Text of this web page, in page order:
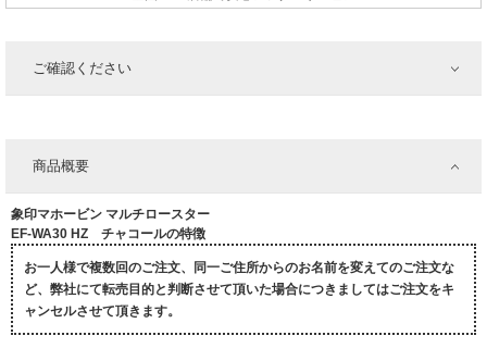
ご確認ください
商品概要
象印マホービン マルチロースター
EF-WA30 HZ チャコールの特徴
お一人様で複数回のご注文、同一ご住所からのお名前を変えてのご注文な
ど、弊社にて転売目的と判断させて頂いた場合につきましてはご注文をキ
ャンセルさせて頂きます。